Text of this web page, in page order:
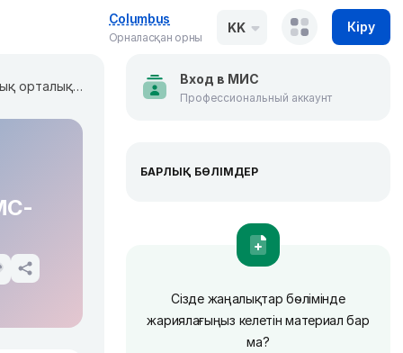
Columbus
Орналасқан орны
KK Кіру
Клиникаларды автоматтандыру. Медициналық орталыққа арналған МАЖ. Қазақстандағы МӘМС-пен жұмыс Вход в МИС
Профессиональный аккаунт
БАРЛЫҚ БӨЛІМДЕР
Сізде жаңалықтар бөлімінде
жариялағыңыз келетін материал бар
ма?